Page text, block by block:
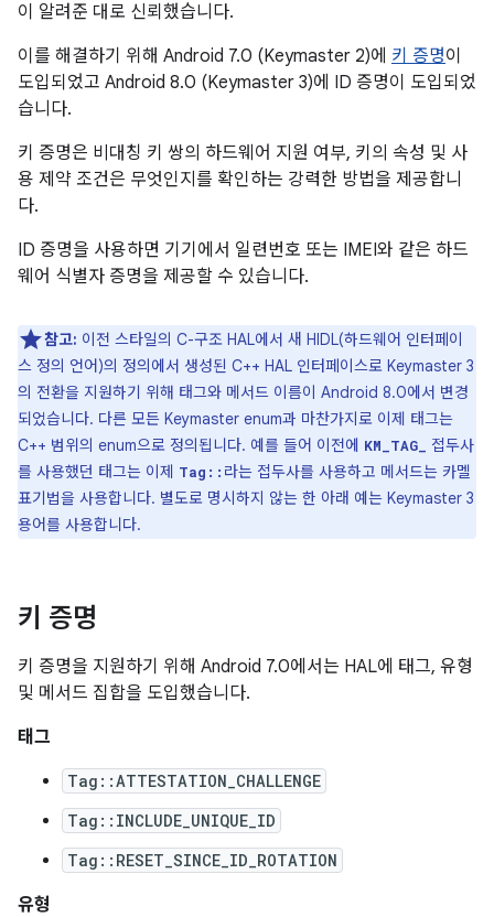
이 알려준 대로 신뢰했습니다.
이를 해결하기 위해 Android 7.0 (Keymaster 2)에 키 증명이
도입되었고 Android 8.0 (Keymaster 3)에 ID 증명이 도입되었
습니다.
키 증명은 비대칭 키 쌍의 하드웨어 지원 여부, 키의 속성 및 사
용 제약 조건은 무엇인지를 확인하는 강력한 방법을 제공합니
다.
ID 증명을 사용하면 기기에서 일련번호 또는 IMEI와 같은 하드
웨어 식별자 증명을 제공할 수 있습니다.
참고: 이전 스타일의 C-구조 HAL에서 새 HIDL(하드웨어 인터페이
스 정의 언어)의 정의에서 생성된 C++ HAL 인터페이스로 Keymaster 3
의 전환을 지원하기 위해 태그와 메서드 이름이 Android 8.0에서 변경
되었습니다. 다른 모든 Keymaster enum과 마찬가지로 이제 태그는
C++ 범위의 enum으로 정의됩니다. 예를 들어 이전에 KM_TAG_
접두사
를 사용했던 태그는 이제 Tag:: 라는 접두사를 사용하고 메서드는 카멜
표기법을 사용합니다. 별도로 명시하지 않는 한 아래 예는 Keymaster 3
용어를 사용합니다.
키 증명
키 증명을 지원하기 위해 Android 7.0에서는 HAL에 태그, 유형
및 메서드 집합을 도입했습니다.
태그
Tag::ATTESTATION_CHALLENGE
Tag::INCLUDE_UNIQUE_ID
Tag::RESET_SINCE_ID_ROTATION
유형